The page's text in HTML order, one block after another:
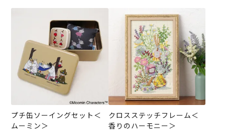
プチ缶ソーイングセット＜
ムーミン＞
クロスステッチフレーム＜
香りのハーモニー＞